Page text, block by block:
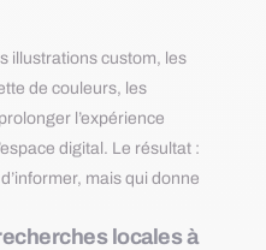
illustrations custom, les
de couleurs, les
l’expérience
digital. Le résultat :
mais qui donne
locales à